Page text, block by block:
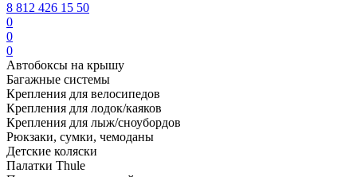
8 812 426 15 50
0
0
0
Автобоксы на крышу
Багажные системы
Крепления для велосипедов
Крепления для лодок/каяков
Крепления для лыж/сноубордов
Рюкзаки, сумки, чемоданы
Детские коляски
Палатки Thule